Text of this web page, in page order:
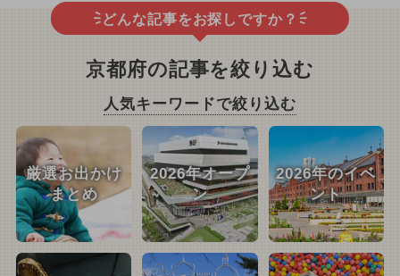
どんな記事をお探しですか？
京都府の記事を絞り込む
人気キーワードで絞り込む
厳選お出かけ
まとめ
2026年オープ
ン
2026年のイベ
ント